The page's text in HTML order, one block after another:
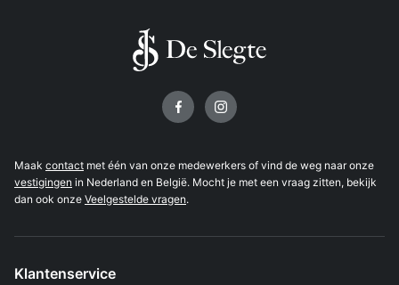
Maak contact met één van onze medewerkers of vind de weg naar onze
vestigingen in Nederland en België. Mocht je met een vraag zitten, bekijk
dan ook onze Veelgestelde vragen.
Klantenservice